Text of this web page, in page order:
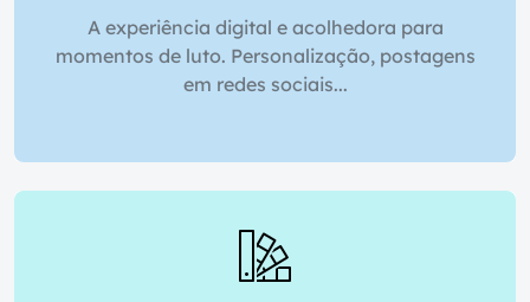
A experiência digital e acolhedora para
momentos de luto. Personalização, postagens
em redes sociais...